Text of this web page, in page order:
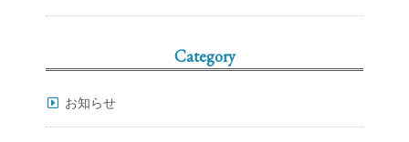
Category
お知らせ